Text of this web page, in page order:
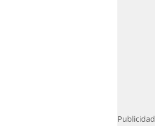
Publicidad